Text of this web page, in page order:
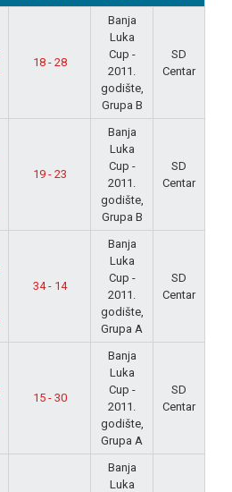
18 - 28
Banja
Luka
Cup -
2011.
godište,
Grupa B
SD
Centar
19 - 23
Banja
Luka
Cup -
2011.
godište,
Grupa B
SD
Centar
34 - 14
Banja
Luka
Cup -
2011.
godište,
Grupa A
SD
Centar
15 - 30
Banja
Luka
Cup -
2011.
godište,
Grupa A
SD
Centar
Banja
Luka